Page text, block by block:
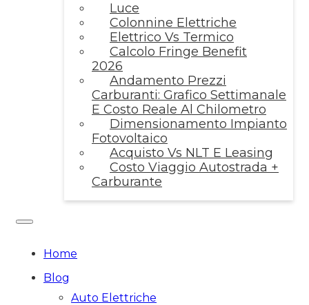
Luce
Colonnine Elettriche
Elettrico Vs Termico
Calcolo Fringe Benefit
2026
Andamento Prezzi
Carburanti: Grafico Settimanale
E Costo Reale Al Chilometro
Dimensionamento Impianto
Fotovoltaico
Acquisto Vs NLT E Leasing
Costo Viaggio Autostrada +
Carburante
Home
Blog
Auto Elettriche